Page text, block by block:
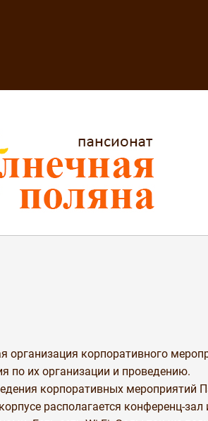
организация корпоративного
по их организации и проведению.
корпоративных мероприятий
располагается конференц-